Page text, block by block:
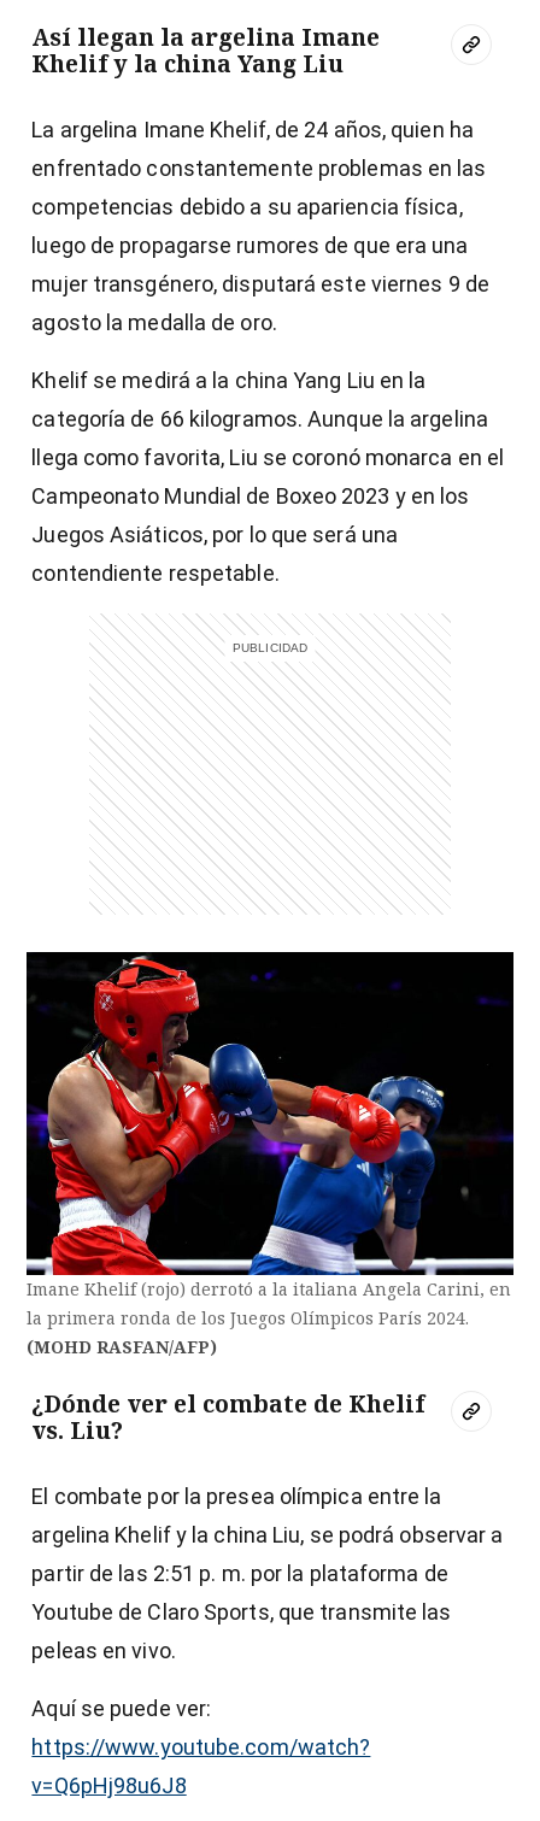
Así llegan la argelina Imane
Khelif y la china Yang Liu
La argelina Imane Khelif, de 24 años, quien ha
enfrentado constantemente problemas en las
competencias debido a su apariencia física,
luego de propagarse rumores de que era una
mujer transgénero, disputará este viernes 9 de
agosto la medalla de oro.
Khelif se medirá a la china Yang Liu en la
categoría de 66 kilogramos. Aunque la argelina
llega como favorita, Liu se coronó monarca en el
Campeonato Mundial de Boxeo 2023 y en los
Juegos Asiáticos, por lo que será una
contendiente respetable.
Imane Khelif (rojo) derrotó a la italiana Angela Carini, en
la primera ronda de los Juegos Olímpicos París 2024.
(MOHD RASFAN/AFP)
¿Dónde ver el combate de Khelif
vs. Liu?
El combate por la presea olímpica entre la
argelina Khelif y la china Liu, se podrá observar a
partir de las 2:51 p. m. por la plataforma de
Youtube de Claro Sports, que transmite las
peleas en vivo.
Aquí se puede ver:
https://www.youtube.com/watch?
v=Q6pHj98u6J8